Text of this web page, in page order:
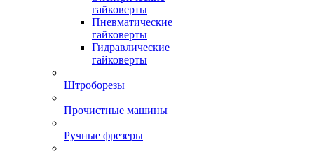
гайковерты
Пневматические
гайковерты
Гидравлические
гайковерты
Штроборезы
Прочистные машины
Ручные фрезеры